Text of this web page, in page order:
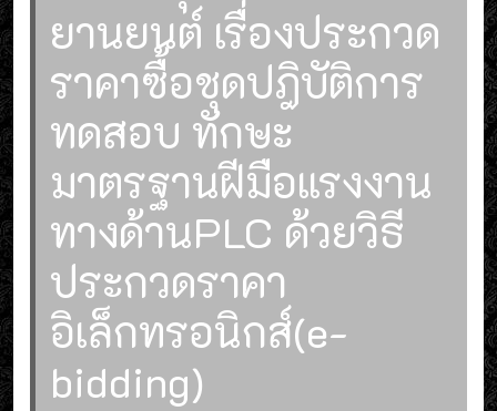
ยานยนต์ เรื่องประกวด
ราคาซื้อชุดปฎิบัติการ
ทดสอบ ทักษะ
มาตรฐานฝีมือแรงงาน
ทางด้านPLC ด้วยวิธี
ประกวดราคา
อิเล็กทรอนิกส์(e-
bidding)